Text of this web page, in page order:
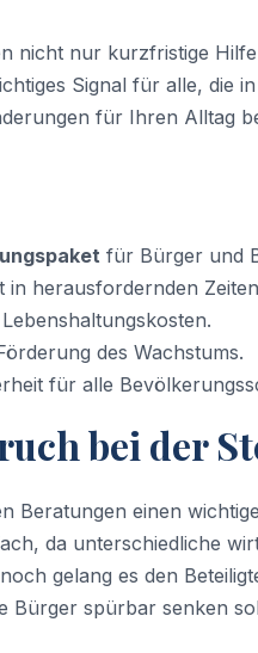
nicht nur kurzfristige
Signal für alle, die
für Ihren Alltag
für Bürger und
in herausfordernden
des Wachstums.
für alle
bei der
Beratungen einen
da unterschiedliche
gelang es den
Bürger spürbar senken